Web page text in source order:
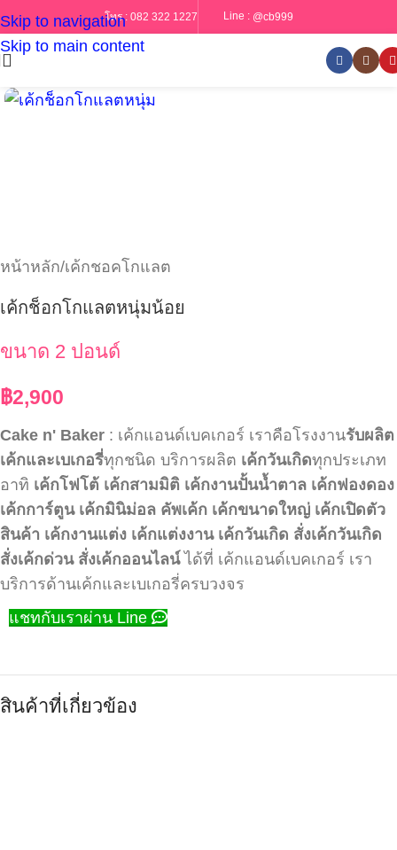
Skip to navigation
Skip to main content
โทร : 082 322 1227 Line : @cb999
หน้าหลัก/เค้กชอคโกแลต
เค้กช็อกโกแลตหนุ่มน้อย
ขนาด 2 ปอนด์
฿2,900
Cake n' Baker : เค้กแอนด์เบคเกอร์ เราคือโรงงานรับผลิต
เค้กและเบเกอรี่ทุกชนิด บริการผลิต เค้กวันเกิดทุกประเภท
อาทิ เค้กโฟโต้ เค้กสามมิติ เค้กงานปั้นน้ำตาล เค้กฟองดอง
เค้กการ์ตูน เค้กมินิม่อล คัพเค้ก เค้กขนาดใหญ่ เค้กเปิดตัว
สินค้า เค้กงานแต่ง เค้กแต่งงาน เค้กวันเกิด สั่งเค้กวันเกิด
สั่งเค้กด่วน สั่งเค้กออนไลน์ได้ที่ เค้กแอนด์เบคเกอร์ เรา
บริการด้านเค้กและเบเกอรี่ครบวงจร
แชทกับเราผ่าน Line
สินค้าที่เกี่ยวข้อง